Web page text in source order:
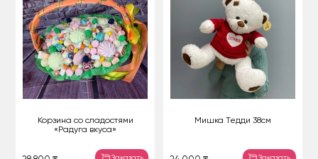
Корзина со сладостями
«Радуга вкуса»
Мишка Тедди 38см